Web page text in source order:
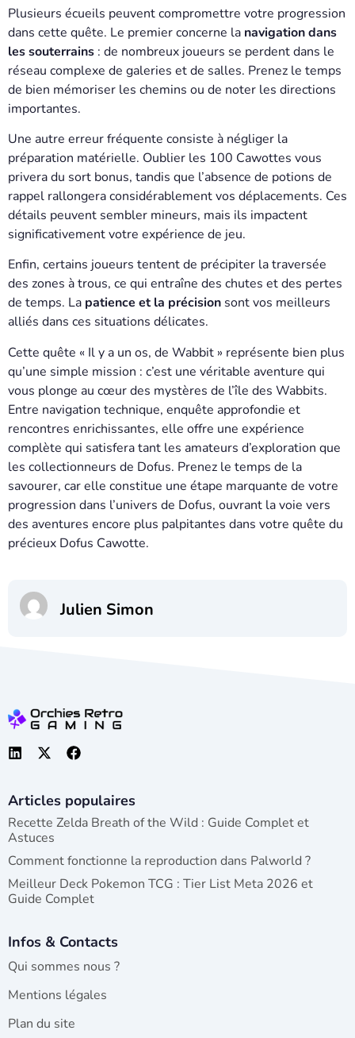
Plusieurs écueils peuvent compromettre votre progression
dans cette quête. Le premier concerne la navigation dans
les souterrains : de nombreux joueurs se perdent dans le
réseau complexe de galeries et de salles. Prenez le temps
de bien mémoriser les chemins ou de noter les directions
importantes.
Une autre erreur fréquente consiste à négliger la
préparation matérielle. Oublier les 100 Cawottes vous
privera du sort bonus, tandis que l’absence de potions de
rappel rallongera considérablement vos déplacements. Ces
détails peuvent sembler mineurs, mais ils impactent
significativement votre expérience de jeu.
Enfin, certains joueurs tentent de précipiter la traversée
des zones à trous, ce qui entraîne des chutes et des pertes
de temps. La patience et la précision sont vos meilleurs
alliés dans ces situations délicates.
Cette quête « Il y a un os, de Wabbit » représente bien plus
qu’une simple mission : c’est une véritable aventure qui
vous plonge au cœur des mystères de l’île des Wabbits.
Entre navigation technique, enquête approfondie et
rencontres enrichissantes, elle offre une expérience
complète qui satisfera tant les amateurs d’exploration que
les collectionneurs de Dofus. Prenez le temps de la
savourer, car elle constitue une étape marquante de votre
progression dans l’univers de Dofus, ouvrant la voie vers
des aventures encore plus palpitantes dans votre quête du
précieux Dofus Cawotte.
Julien Simon
Articles populaires
Recette Zelda Breath of the Wild : Guide Complet et
Astuces
Comment fonctionne la reproduction dans Palworld ?
Meilleur Deck Pokemon TCG : Tier List Meta 2026 et
Guide Complet
Infos & Contacts
Qui sommes nous ?
Mentions légales
Plan du site